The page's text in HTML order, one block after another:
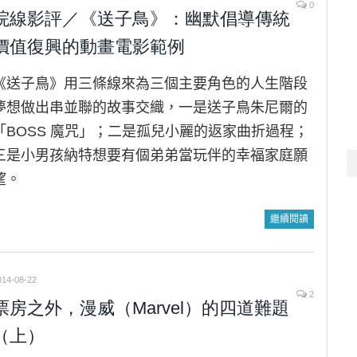
0
線影評／《送子鳥》：幽默倡導傳統
值復興的動畫電影範例
送子鳥》用三條線來為三個主要角色的人生階段
想做出串並聯的故事交織，一是送子鳥朱尼爾的
BOSS 魔咒」；二是孤兒小麗的返家曲折過程；
是小男孩納特想要有個弟弟當玩伴的幸福家庭願
。
繼續閱讀
08-22
2
房之外，漫威（Marvel）的四道難題
上）